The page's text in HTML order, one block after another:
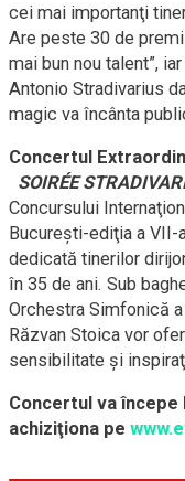
cei mai importanţi
Are peste 30 de
mai bun nou talent”,
Antonio Stradivarius
magic va încânta
Concertul
SOIRÉE
Concursului
Bucureşti-ediţia a
dedicată tinerilor
în 35 de ani. Sub
Orchestra Simfonică
Răzvan Stoica vor
sensibilitate şi
Concertul va
achiziţiona pe